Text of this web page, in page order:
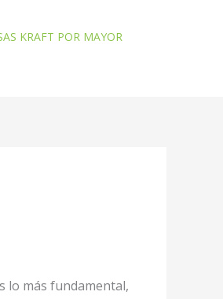
KRAFT POR MAYOR
lo más fundamental,